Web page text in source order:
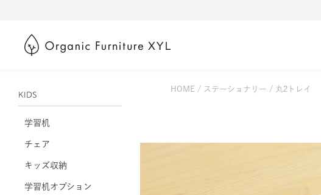
KIDS
学習机
チェア
キッズ収納
学習机オプション
HOME ステーショナリー 丸2トレイ